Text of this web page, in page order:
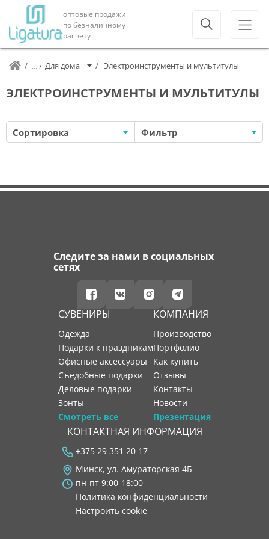
оптовые продажи
по безналичному
расчету
Для дома Электроинструменты и мультитулы
ЭЛЕКТРОИНСТРУМЕНТЫ И МУЛЬТИТУЛЫ
Сортировка Фильтр
Следите за нами в социальных
сетях
СУВЕНИРЫ
Одежда
Подарки к праздникам
Офисные аксессуары
Съедобные подарки
Деловые подарки
Зонты
Смотреть все
КОМПАНИЯ
производство
портфолио
как купить
отзывы
контакты
новости
Презентация
КОНТАКТНАЯ ИНФОРМАЦИЯ
+375 29 351 20 17
Минск, ул. Амураторская 4Б
пн-пт 9:00-18:00
Политика конфиденциальности
Настроить cookie